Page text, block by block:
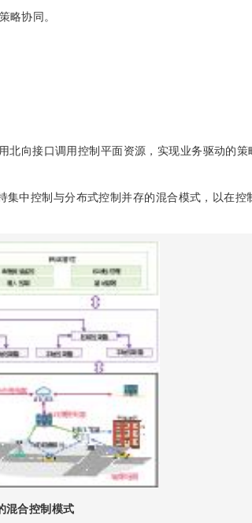
略协同。
向接口调用控制平面资源，实现业务驱动的策
中控制与分布式控制并存的混合模式，以在控
混合控制模式